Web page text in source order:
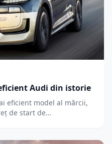
Audi din istorie
eficient model al mărcii,
de start de…